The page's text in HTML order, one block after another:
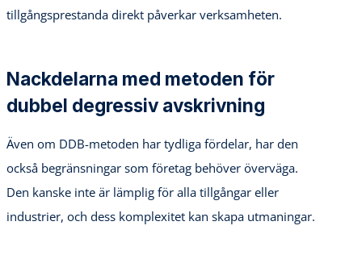
tillgångsprestanda direkt påverkar verksamheten.
Nackdelarna med metoden för
dubbel degressiv avskrivning
Även om DDB-metoden har tydliga fördelar, har den
också begränsningar som företag behöver överväga.
Den kanske inte är lämplig för alla tillgångar eller
industrier, och dess komplexitet kan skapa utmaningar.